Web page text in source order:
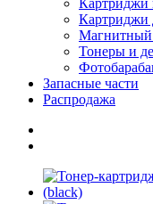
Картриджи
Тонеры и
Запасные части
Распродажа